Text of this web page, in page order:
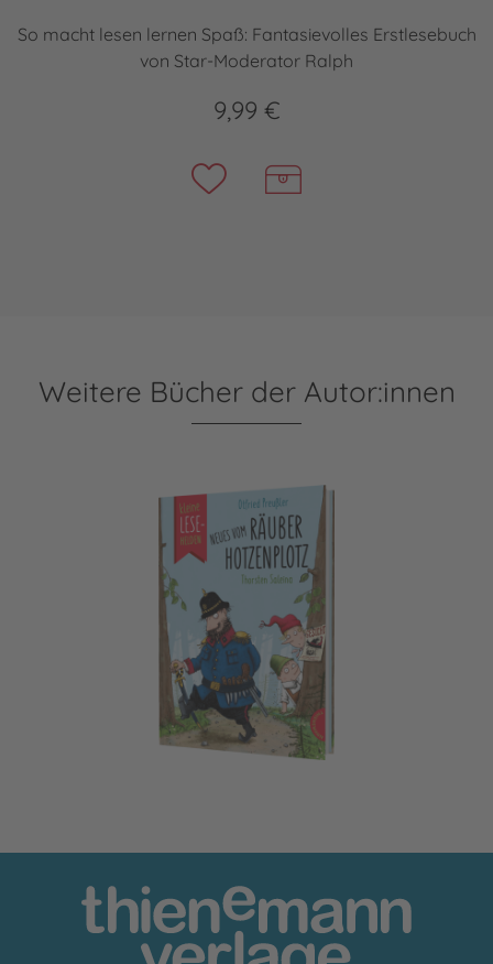
So macht lesen lernen Spaß: Fantasievolles Erstlesebuch
von Star-Moderator Ralph
9,99 €
Weitere Bücher der Autor:innen
Kleine Lesehelden: Neues vom Räuber Hotzenplotz